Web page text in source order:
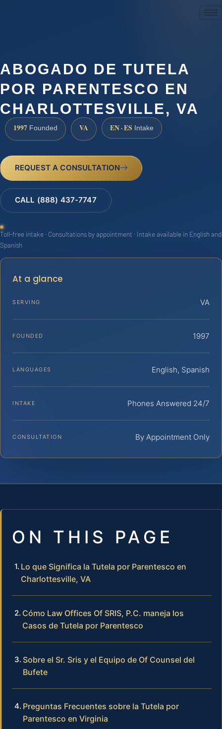
ABOGADO DE TUTELA
POR PARENTESCO EN
CHARLOTTESVILLE, VA
1997 Founded VA EN · ES Intake
REQUEST A CONSULTATION
CALL (888) 437-7747
Toll-free intake · Consultations by appointment · Intake available in English and
Spanish
At a glance
SERVING VA
FOUNDED 1997
LANGUAGES English, Spanish
INTAKE Phones Answered 24/7
CONSULTATION By Appointment Only
ON THIS PAGE
Lo que Significa la Tutela por Parentesco en
Charlottesville, VA
Cómo Law Offices Of SRIS, P.C. maneja los
Casos de Tutela por Parentesco
Sobre el Sr. Sris y el Equipo de Of Counsel del
Bufete
Preguntas Frecuentes sobre la Tutela por
Parentesco en Virginia